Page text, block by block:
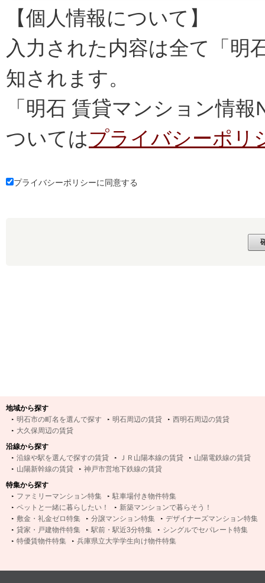
【個人情報について】
入力された内容は全て「明
知されます。
「明石 賃貸マンション情
ついてはプライバシーポリ
プライバシーポリシーに同意する
地域から探す
明石市の町名を選んで探す
明石周辺の賃貸
西明石周辺の賃貸
大久保周辺の賃貸
沿線から探す
沿線や駅を選んで探すの賃貸
ＪＲ山陽本線の賃貸
山陽電鉄線の賃貸
山陽新幹線の賃貸
神戸市営地下鉄線の賃貸
特集から探す
ファミリーマンション特集
駐車場付き物件特集
ペットと一緒に暮らしたい！
新築マンションで暮らそう！
敷金・礼金ゼロ特集
分譲マンション特集
デザイナーズマンション特集
貸家・戸建物件特集
駅前・駅近3分特集
シングルでセパレート特集
特優賃物件特集
兵庫県立大学学生向け物件特集